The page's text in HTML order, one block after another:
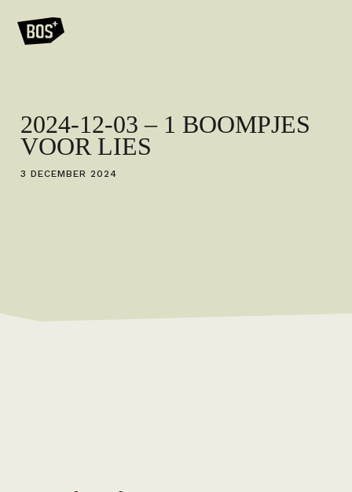
2024-12-03 – 1 BOOMPJES
VOOR LIES
3 DECEMBER 2024